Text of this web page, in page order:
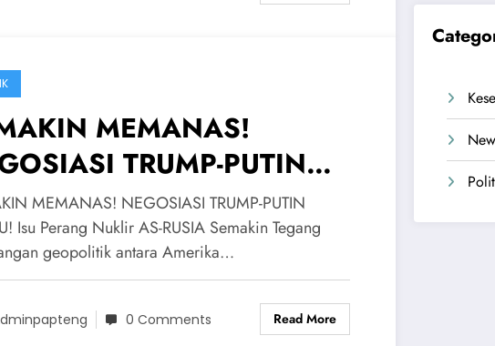
MEMANAS!
TRUMP-PUTIN
Isu Perang Nuklir AS-
Semakin Tegang
MEMANAS! NEGOSIASI TRUMP-PUTIN
Isu Perang Nuklir AS-RUSIA Semakin Tegang
geopolitik antara Amerika…
0 Comments Read More